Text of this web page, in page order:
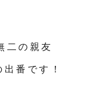
二の親友
番です！